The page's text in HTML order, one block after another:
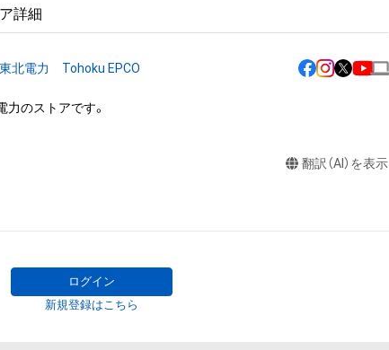
布ないし譲渡することはできません（第三者への送信等を目的とする
・無償問わず、本コンテンツを商用利用することはできません。
ンテンツを利用して二次創作物を制作することはできません。また、
登録を受ける権利を含みます。以下同じ。）は、本コンテンツの作成
下に定義します）、著作権者、著作隣接権者、その他の知的財産権の保
詳細
東北電力 Tohoku EPCO
翻訳（AI）を表示
ログイン
新規登録はこちら